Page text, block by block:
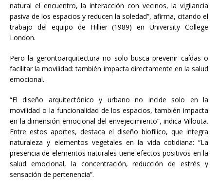
natural el encuentro, la interacción con vecinos, la vigilancia
pasiva de los espacios y reducen la soledad”, afirma, citando el
trabajo del equipo de Hillier (1989) en University College
London.
Pero la gerontoarquitectura no solo busca prevenir caídas o
facilitar la movilidad: también impacta directamente en la salud
emocional.
“El diseño arquitectónico y urbano no incide solo en la
movilidad o la funcionalidad de los espacios, también impacta
en la dimensión emocional del envejecimiento”, indica Villouta.
Entre estos aportes, destaca el diseño biofílico, que integra
naturaleza y elementos vegetales en la vida cotidiana: “La
presencia de elementos naturales tiene efectos positivos en la
salud emocional, la concentración, reducción de estrés y
sensación de pertenencia”.